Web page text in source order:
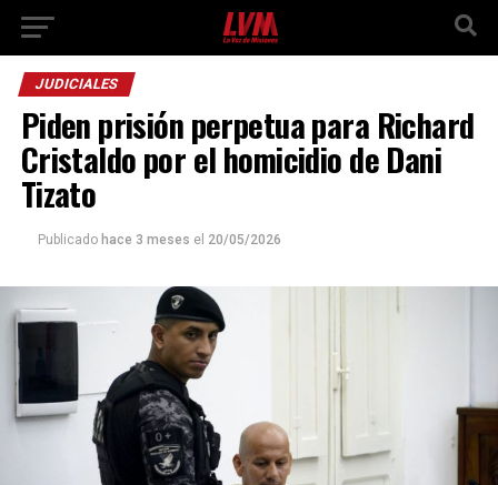
JUDICIALES
Piden prisión perpetua para Richard
Cristaldo por el homicidio de Dani
Tizato
Publicado hace 3 meses el 20/05/2026